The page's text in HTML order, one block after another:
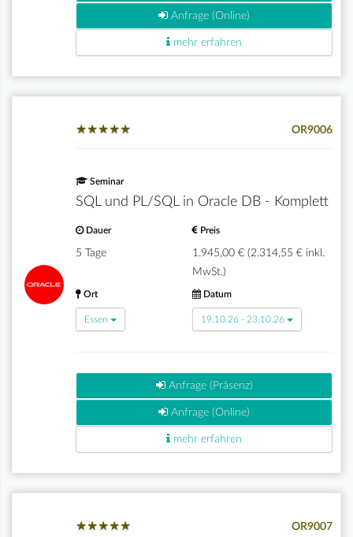
Anfrage (Online)
mehr erfahren
★★★★★
★★★★★ OR9006
Seminar
SQL und PL/SQL in Oracle DB - Komplett
Dauer
5 Tage
Preis
1.945,00 € (2.314,55 € inkl.
MwSt.)
Ort
Essen
Datum
19.10.26 - 23.10.26
Anfrage (Präsenz)
Anfrage (Online)
mehr erfahren
★★★★★
★★★★★ OR9007